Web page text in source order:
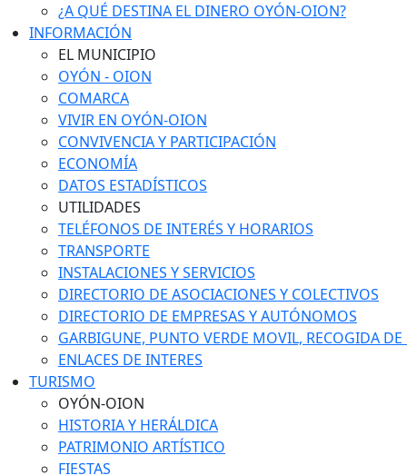
¿A QUÉ DESTINA EL DINERO OYÓN-OION?
INFORMACIÓN
EL MUNICIPIO
OYÓN - OION
COMARCA
VIVIR EN OYÓN-OION
CONVIVENCIA Y PARTICIPACIÓN
ECONOMÍA
DATOS ESTADÍSTICOS
UTILIDADES
TELÉFONOS DE INTERÉS Y HORARIOS
TRANSPORTE
INSTALACIONES Y SERVICIOS
DIRECTORIO DE ASOCIACIONES Y COLECTIVOS
DIRECTORIO DE EMPRESAS Y AUTÓNOMOS
GARBIGUNE, PUNTO VERDE MOVIL, RECOGIDA DE
ENLACES DE INTERES
TURISMO
OYÓN-OION
HISTORIA Y HERÁLDICA
PATRIMONIO ARTÍSTICO
FIESTAS